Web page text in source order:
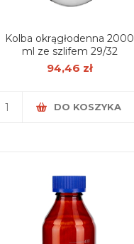
Kolba okrągłodenna 2000
ml ze szlifem 29/32
94,46 zł
DO KOSZYKA